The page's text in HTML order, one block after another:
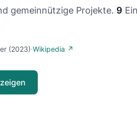
gemeinnützige Projekte. 9
(2023)·Wikipedia ↗